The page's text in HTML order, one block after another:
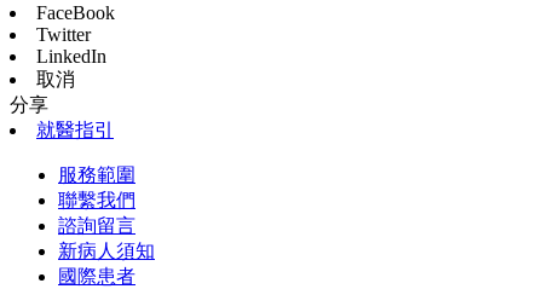
FaceBook
Twitter
LinkedIn
取消
分享
就醫指引
服務範圍
聯繫我們
諮詢留言
新病人須知
國際患者